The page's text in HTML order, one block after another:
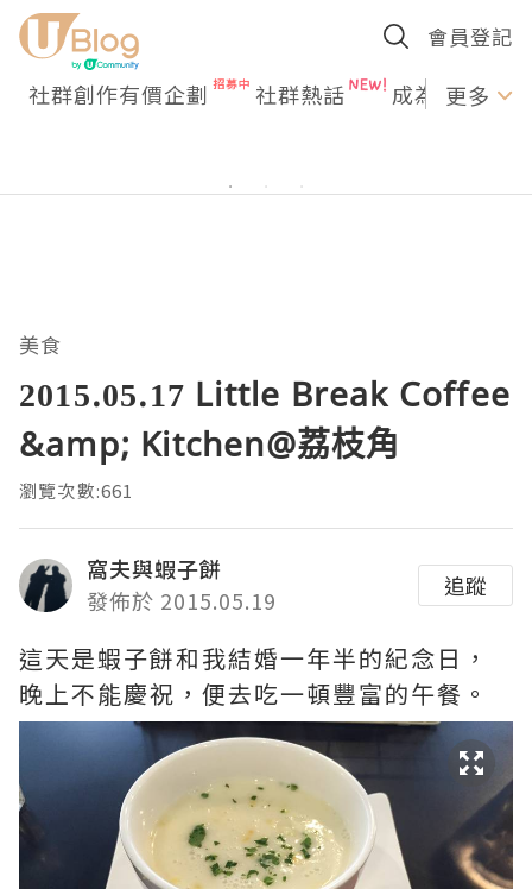
會員登記
社群創作有價企劃 社群熱話 成為U更多
美食
2015.05.17 Little Break Coffee
&amp; Kitchen@荔枝角
瀏覽次數:661
窩夫與蝦子餅
發佈於 2015.05.19
追蹤
這天是蝦子餅和我結婚一年半的紀念日，
晚上不能慶祝，便去吃一頓豐富的午餐。